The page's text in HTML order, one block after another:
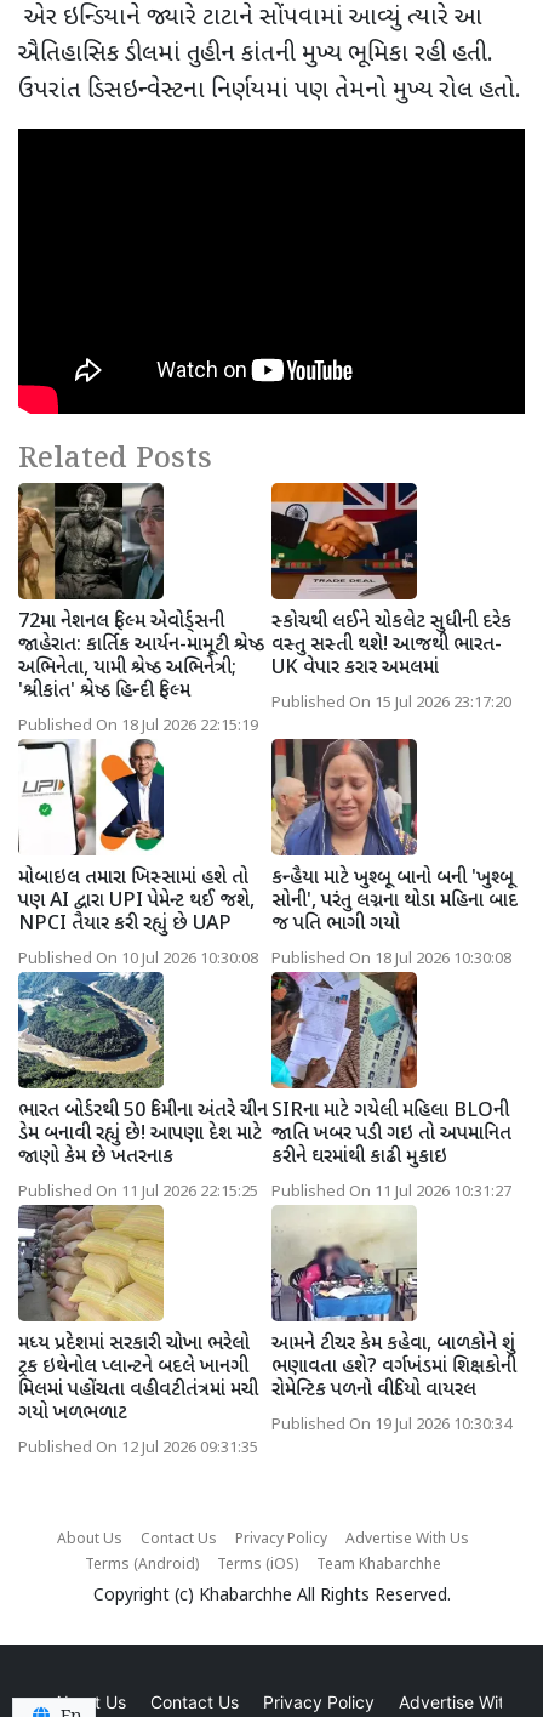
એર ઇન્ડિયાને જ્યારે ટાટાને સોંપવામાં આવ્યું ત્યારે આ
ઐતિહાસિક ડીલમાં તુહીન કાંતની મુખ્ય ભૂમિકા રહી હતી.
ઉપરાંત ડિસઇન્વેસ્ટના નિર્ણયમાં પણ તેમનો મુખ્ય રોલ હતો.
Related Posts
72મા નેશનલ ફિલ્મ એવોર્ડ્સની
જાહેરાત: કાર્તિક આર્યન-મામૂટી શ્રેષ્ઠ
અભિનેતા, યામી શ્રેષ્ઠ અભિનેત્રી;
'શ્રીકાંત' શ્રેષ્ઠ હિન્દી ફિલ્મ
Published On 18 Jul 2026 22:15:19
સ્કોચથી લઈને ચોકલેટ સુધીની દરેક
વસ્તુ સસ્તી થશે! આજથી ભારત-
UK વેપાર કરાર અમલમાં
Published On 15 Jul 2026 23:17:20
મોબાઇલ તમારા ખિસ્સામાં હશે તો
પણ AI દ્વારા UPI પેમેન્ટ થઈ જશે,
NPCI તૈયાર કરી રહ્યું છે UAP
Published On 10 Jul 2026 10:30:08
કન્હૈયા માટે ખુશ્બૂ બાનો બની 'ખુશ્બૂ
સોની', પરંતુ લગ્નના થોડા મહિના બાદ
જ પતિ ભાગી ગયો
Published On 18 Jul 2026 10:30:08
ભારત બોર્ડરથી 50 કિમીના અંતરે ચીન
ડેમ બનાવી રહ્યું છે! આપણા દેશ માટે
જાણો કેમ છે ખતરનાક
Published On 11 Jul 2026 22:15:25
SIRના માટે ગયેલી મહિલા BLOની
જાતિ ખબર પડી ગઇ તો અપમાનિત
કરીને ઘરમાંથી કાઢી મુકાઇ
Published On 11 Jul 2026 10:31:27
મધ્ય પ્રદેશમાં સરકારી ચોખા ભરેલો
ટ્રક ઇથેનોલ પ્લાન્ટને બદલે ખાનગી
મિલમાં પહોંચતા વહીવટીતંત્રમાં મચી
ગયો ખળભળાટ
Published On 12 Jul 2026 09:31:35
આમને ટીચર કેમ કહેવા, બાળકોને શું
ભણાવતા હશે? વર્ગખંડમાં શિક્ષકોની
રોમેન્ટિક પળનો વીડિયો વાયરલ
Published On 19 Jul 2026 10:30:34
About Us Contact Us Privacy Policy
Advertise With Us
Terms (Android)
Terms (iOS) Team Khabarchhe
Copyright (c) Khabarchhe All Rights Reserved.
About Us Contact Us Privacy Policy Advertise With Us